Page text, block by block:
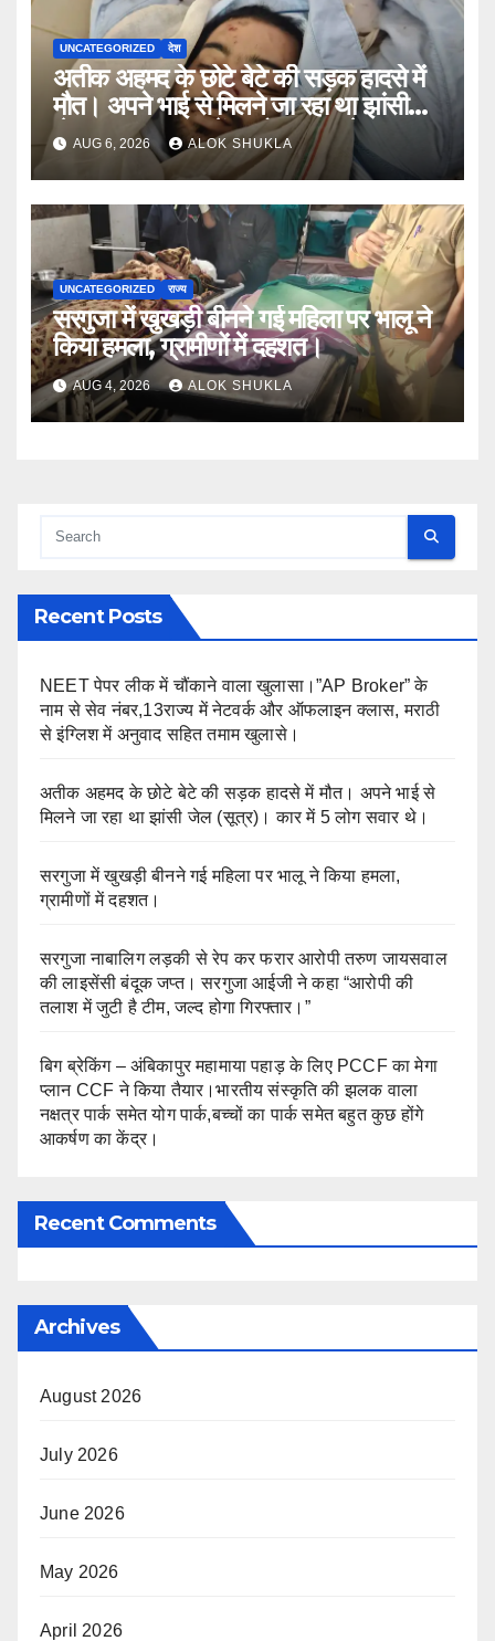
UNCATEGORIZED देश
अतीक अहमद के छोटे बेटे की सड़क हादसे में
मौत। अपने भाई से मिलने जा रहा था झांसी
जेल (सूत्र)। कार में 5 लोग सवार थे।
AUG 6, 2026 ALOK SHUKLA
UNCATEGORIZED राज्य
सरगुजा में खुखड़ी बीनने गई महिला पर भालू ने
किया हमला, ग्रामीणों में दहशत।
AUG 4, 2026 ALOK SHUKLA
Recent Posts
NEET पेपर लीक में चौंकाने वाला खुलासा।”AP Broker” के
नाम से सेव नंबर,13राज्य में नेटवर्क और ऑफलाइन क्लास, मराठी
से इंग्लिश में अनुवाद सहित तमाम खुलासे।
अतीक अहमद के छोटे बेटे की सड़क हादसे में मौत। अपने भाई से
मिलने जा रहा था झांसी जेल (सूत्र)। कार में 5 लोग सवार थे।
सरगुजा में खुखड़ी बीनने गई महिला पर भालू ने किया हमला,
ग्रामीणों में दहशत।
सरगुजा नाबालिग लड़की से रेप कर फरार आरोपी तरुण जायसवाल
की लाइसेंसी बंदूक जप्त। सरगुजा आईजी ने कहा “आरोपी की
तलाश में जुटी है टीम, जल्द होगा गिरफ्तार।”
बिग ब्रेकिंग – अंबिकापुर महामाया पहाड़ के लिए PCCF का मेगा
प्लान CCF ने किया तैयार।भारतीय संस्कृति की झलक वाला
नक्षत्र पार्क समेत योग पार्क,बच्चों का पार्क समेत बहुत कुछ होंगे
आकर्षण का केंद्र।
Recent Comments
Archives
August 2026
July 2026
June 2026
May 2026
April 2026